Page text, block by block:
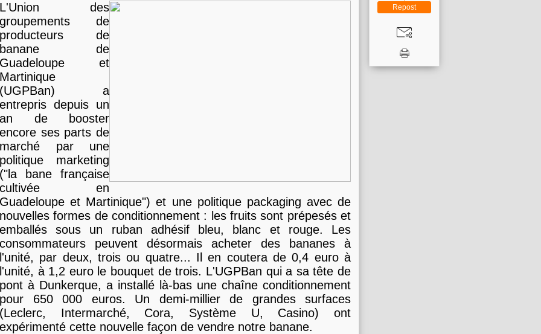
L'Union des
groupements de
producteurs de
banane de
Guadeloupe et
Martinique
(UGPBan) a
entrepris depuis un
an de booster
encore ses parts de
marché par une
politique marketing
("la bane française
cultivée en
Guadeloupe et Martinique") et une politique packaging avec de
nouvelles formes de conditionnement : les fruits sont prépesés et
emballés sous un ruban adhésif bleu, blanc et rouge. Les
consommateurs peuvent désormais acheter des bananes à
l'unité, par deux, trois ou quatre... Il en coutera de 0,4 euro à
l'unité, à 1,2 euro le bouquet de trois. L'UGPBan qui a sa tête de
pont à Dunkerque, a installé là-bas une chaîne conditionnement
pour 650 000 euros. Un demi-millier de grandes surfaces
(Leclerc, Intermarché, Cora, Système U, Casino) ont
expérimenté cette nouvelle façon de vendre notre banane.
Repost